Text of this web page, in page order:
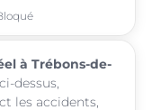
à Trébons-de-
dessus,
les accidents,